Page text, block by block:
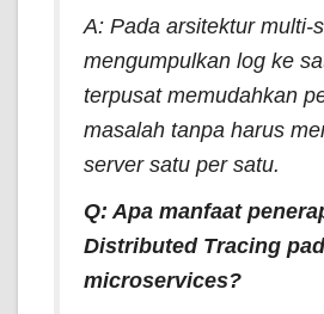
A: Pada arsitektur multi-
mengumpulkan log ke
terpusat memudahkan
masalah tanpa harus
server satu per satu.
Q: Apa manfaat
Distributed Tracing
microservices?